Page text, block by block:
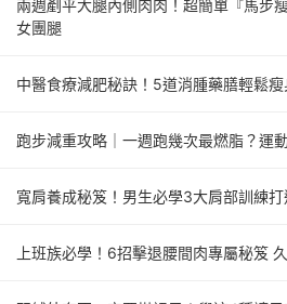
兩週剷平大腿內側肉肉！超簡單『馬步
女團腿
中醫食療減肥秘訣！5道消腫藥膳輕鬆瘦
跑步減重攻略｜一週跑幾次最燃脂？運
寬肩養成秘笈！男生必學3大肩部訓練
上班族必學！6招擊退腰間肉專屬秘笈